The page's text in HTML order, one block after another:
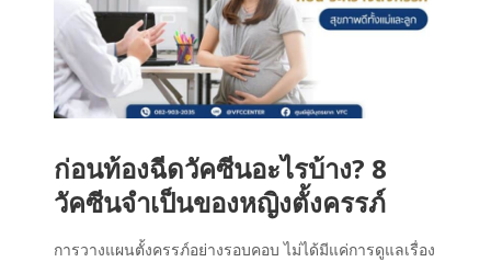
ก่อนท้องฉีดวัคซีนอะไรบ้าง? 8
วัคซีนจำเป็นของหญิงตั้งครรภ์
การวางแผนตั้งครรภ์อย่างรอบคอบ ไม่ได้มีแค่การดูแลเรื่อง